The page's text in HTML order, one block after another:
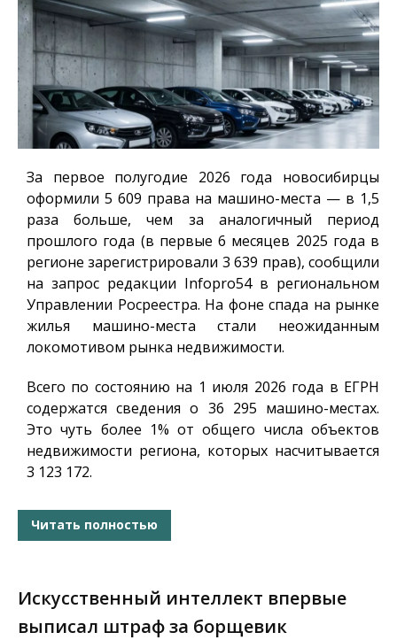
За первое полугодие 2026 года новосибирцы
оформили 5 609 права на машино-места — в 1,5
раза больше, чем за аналогичный период
прошлого года (в первые 6 месяцев 2025 года в
регионе зарегистрировали 3 639 прав), сообщили
на запрос редакции Infopro54в региональном
Управлении Росреестра. На фоне спада на рынке
жилья машино-места стали неожиданным
локомотивом рынка недвижимости.
Всего по состоянию на 1 июля 2026 года в ЕГРН
содержатся сведения о 36 295 машино-местах.
Это чуть более 1% от общего числа объектов
недвижимости региона, которых насчитывается
3 123 172.
Читать полностью
Искусственный интеллект впервые
выписал штраф за борщевик